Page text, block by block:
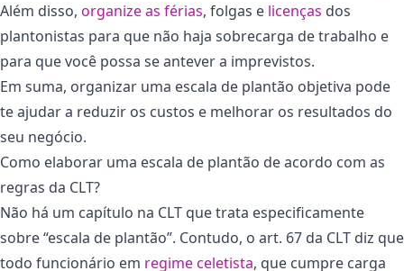
Além disso, organize as férias, folgas e licenças dos
plantonistas para que não haja sobrecarga de trabalho e
para que você possa se antever a imprevistos.
Em suma, organizar uma escala de plantão objetiva pode
te ajudar a reduzir os custos e melhorar os resultados do
seu negócio.
Como elaborar uma escala de plantão de acordo com as
regras da CLT?
Não há um capítulo na CLT que trata especificamente
sobre “escala de plantão”. Contudo, o art. 67 da CLT diz que
todo funcionário em regime celetista, que cumpre carga